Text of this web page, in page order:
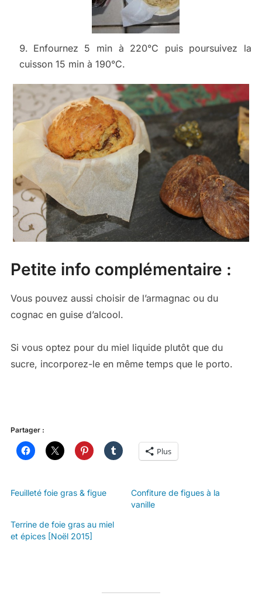
Enfournez 5 min à 220°C puis poursuivez la
cuisson 15 min à 190°C.
Petite info complémentaire :
Vous pouvez aussi choisir de l’armagnac ou du
cognac en guise d’alcool.
Si vous optez pour du miel liquide plutôt que du
sucre, incorporez-le en même temps que le porto.
Partager :
Plus
Feuilleté foie gras & figue
Confiture de figues à la
vanille
Terrine de foie gras au miel
et épices [Noël 2015]